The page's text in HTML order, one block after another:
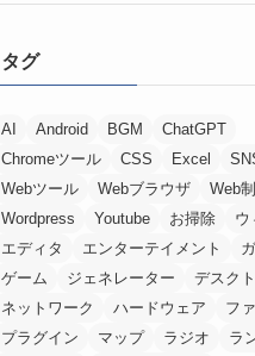
タグ
AI Android BGM
ChatGPT
Chromeツール
CSS Excel
Webツール
Webブラウザ
Web
Wordpress
Youtube お掃除
ウ
エディタ
エンターテイメント
ゲーム
ジェネレーター
デスク
ネットワーク
ハードウェア
フ
プラグイン
マップ ラジオ
ラ